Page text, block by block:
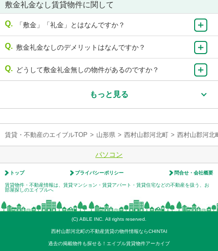
敷金礼金なし賃貸物件に関して
「敷金」「礼金」とはなんですか？
敷金礼金なしのデメリットはなんですか？
どうして敷金礼金無しの物件があるのですか？
もっと見る
賃貸・不動産のエイブルTOP > 山形県 > 西村山郡河北町 > 西村山郡河北
パソコン
トップ プライバシーポリシー 問合せ・会社概要
賃貸物件・不動産情報は、賃貸マンション・賃貸アパート・賃貸住宅などの不動産を扱う、お
部屋探しのエイブルへ
(C) ABLE INC. All rights reserved.
西村山郡河北町の不動産賃貸の物件情報ならCHINTAI
過去の掲載物件も探せる！エイブル賃貸物件アーカイブ